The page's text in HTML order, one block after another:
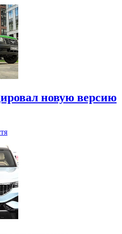
новую версию